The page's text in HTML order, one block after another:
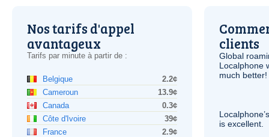
Nos tarifs d'appel
avantageux
Tarifs par minute à partir de :
Belgique
2.2¢
Cameroun
13.9¢
Canada
0.3¢
Côte d'Ivoire
39¢
France
2.9¢
clients
Global
Localphone
much better!
is excellent.